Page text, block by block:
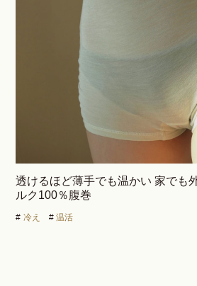
透けるほど薄手でも温かい 家でも
ルク100％腹巻
# 冷え # 温活